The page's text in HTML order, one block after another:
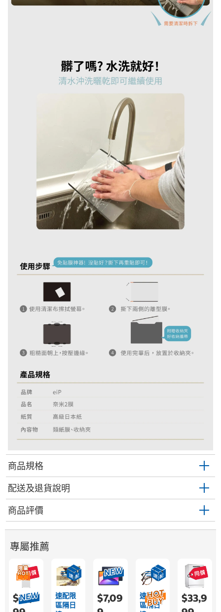
商品規格
配送及退貨說明
商品評價
專屬推薦
$22,9
速配限
區隔日
$7,09
速配限
區隔日
$33,9